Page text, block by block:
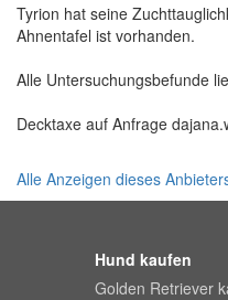
Tyrion hat seine
Ahnentafel ist vorhanden.
Alle Untersuchungsbefunde
Decktaxe auf Anfrage
Alle Anzeigen dieses
Hund kaufen
Golden Retriever